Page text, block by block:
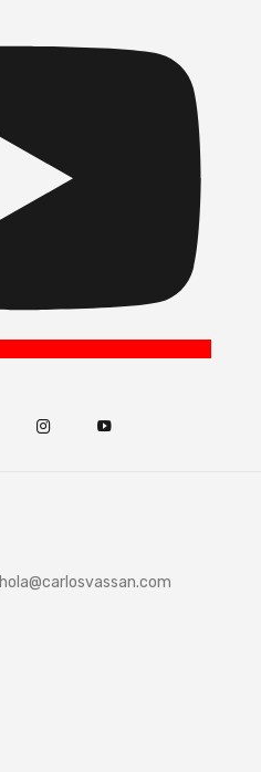
hola@carlosvassan.com